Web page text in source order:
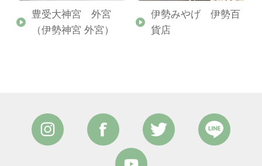
豊受大神宮 外宮
（伊勢神宮 外宮）
伊勢みやげ 伊勢百
貨店